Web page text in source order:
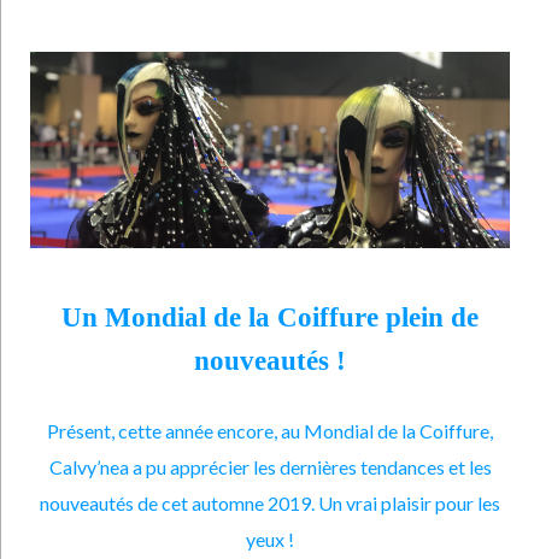
Actus
Un Mondial de la Coiffure plein de
nouveautés !
Présent, cette année encore, au Mondial de la Coiffure,
Calvy’nea a pu apprécier les dernières tendances et les
nouveautés de cet automne 2019. Un vrai plaisir pour les
yeux !